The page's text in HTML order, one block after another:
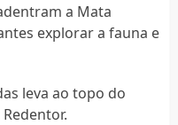
a Mata
explorar a fauna e
leva ao topo do